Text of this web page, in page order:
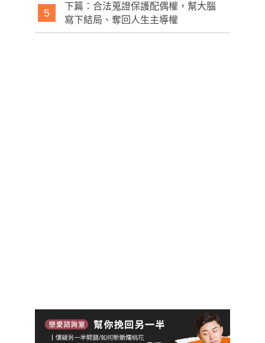
5
下篇：合法蒐證保護配偶權，幫大腦
寫下結局、奪回人生主導權